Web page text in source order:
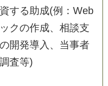
する助成(例：Web
クの作成、相談支
開発導入、当事者
査等)